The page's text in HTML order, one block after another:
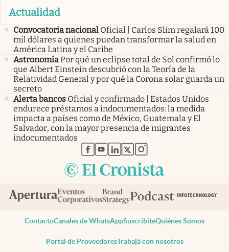
Actualidad
Convocatoria nacional Oficial | Carlos Slim regalará 100
mil dólares a quienes puedan transformar la salud en
América Latina y el Caribe
AstronomíaPor qué un eclipse total de Sol confirmó lo
que Albert Einstein descubrió con la Teoría de la
Relatividad General y por qué la Corona solar guarda un
secreto
Alerta bancos Oficial y confirmado | Estados Unidos
endurece préstamos a indocumentados: la medida
impacta a países como de México, Guatemala y El
Salvador, con la mayor presencia de migrantes
indocumentados
abre en nueva pestaña
abre en nueva pestaña
abre en nueva pestaña
abre en nueva pestaña
abre en nueva pestaña
ContactoCanales de WhatsAppSuscribiteQuiénes Somos
Portal de ProveedoresTrabajá con nosotros